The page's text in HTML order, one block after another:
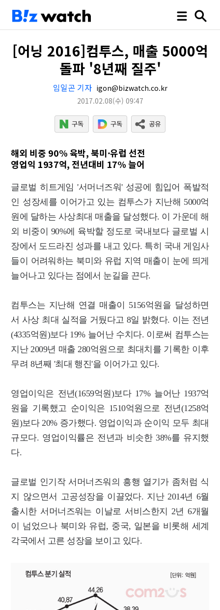
[어닝 2016]컴투스, 매출 5000억
돌파 '8년째 질주'
임일곤 기자 igon@bizwatch.co.kr
2017.02.08(수) 09:47
해외 비중 90% 육박, 북미·유럽 선전
영업익 1937억, 전년대비 17% 늘어
글로벌 히트게임 '서머너즈워' 성공에 힘입어 폭발적
인 성장세를 이어가고 있는 컴투스가 지난해 5000억
원에 달하는 사상최대 매출을 달성했다. 이 가운데 해
외 비중이 90%에 육박할 정도로 국내보다 글로벌 시
장에서 도드라진 성과를 내고 있다. 특히 국내 게임사
들이 어려워하는 북미와 유럽 지역 매출이 눈에 띄게
늘어나고 있다는 점에서 눈길을 끈다.
컴투스는 지난해 연결 매출이 5156억원을 달성하면
서 사상 최대 실적을 거뒀다고 8일 밝혔다. 이는 전년
(4335억원)보다 19% 늘어난 수치다. 이로써 컴투스는
지난 2009년 매출 280억원으로 최대치를 기록한 이후
무려 8년째 '최대 행진'을 이어가고 있다.
영업이익은 전년(1659억원)보다 17% 늘어난 1937억
원을 기록했고 순이익은 1510억원으로 전년(1258억
원)보다 20% 증가했다. 영업이익과 순이익 모두 최대
규모다. 영업이익률은 전년과 비슷한 38%를 유지했
다.
글로벌 인기작 서머너즈워의 흥행 열기가 좀처럼 식
지 않으면서 고공성장을 이끌었다. 지난 2014년 6월
출시한 서머너즈워는 이날로 서비스한지 2년 6개월
이 넘었으나 북미와 유럽, 중국, 일본을 비롯해 세계
각국에서 고른 성장을 보이고 있다.